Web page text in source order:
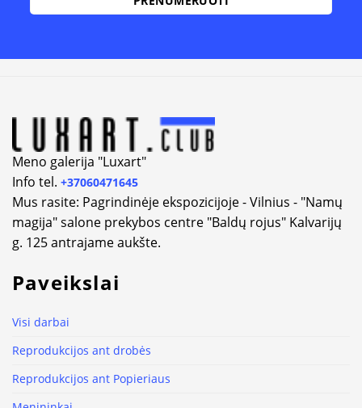
Meno galerija "Luxart"
Info tel. +37060471645
Mus rasite: Pagrindinėje ekspozicijoje - Vilnius - "Namų
magija" salone prekybos centre "Baldų rojus" Kalvarijų
g. 125 antrajame aukšte.
Paveikslai
Visi darbai
Reprodukcijos ant drobės
Reprodukcijos ant Popieriaus